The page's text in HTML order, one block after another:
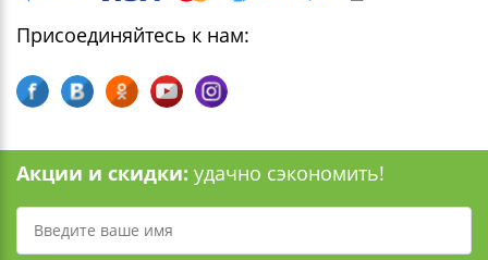
Присоединяйтесь к нам:
Акции и скидки: удачно сэкономить!